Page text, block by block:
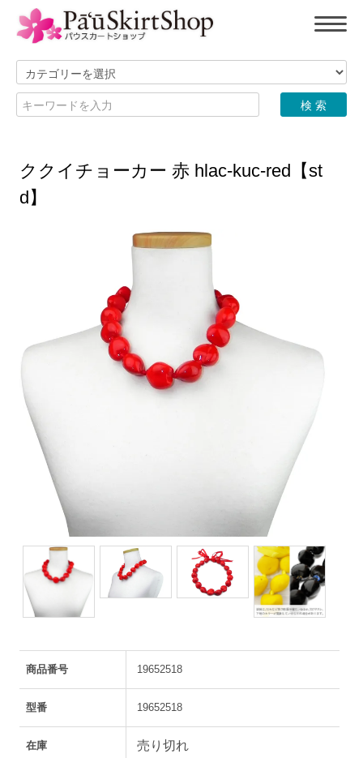
ククイチョーカー 赤 hlac-kuc-red【st
d】
商品番号 19652518
型番 19652518
在庫 売り切れ